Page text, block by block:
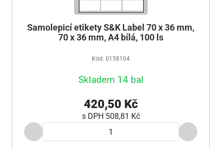
Samolepicí etikety S&K Label 70 x 36 mm,
70 x 36 mm, A4 bílá, 100 ls
Kód: 0158104
Skladem 14 bal
420,50 Kč
s DPH 508,81 Kč